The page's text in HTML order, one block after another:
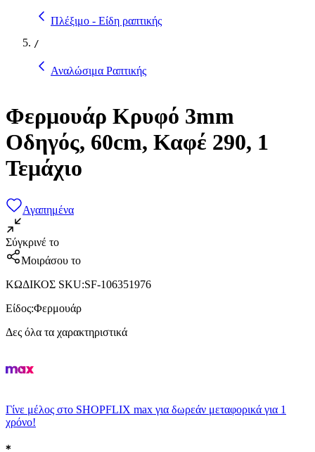
Πλέξιμο - Είδη ραπτικής
/
Αναλώσιμα Ραπτικής
Φερμουάρ Κρυφό 3mm
Οδηγός, 60cm, Καφέ 290, 1
Τεμάχιο
Αγαπημένα
Σύγκρινέ το
Μοιράσου το
ΚΩΔΙΚΟΣ SKU:SF-106351976
Είδος:Φερμουάρ
Δες όλα τα χαρακτηριστικά
Γίνε μέλος στο SHOPFLIX max για δωρεάν μεταφορικά για 1
χρόνο!